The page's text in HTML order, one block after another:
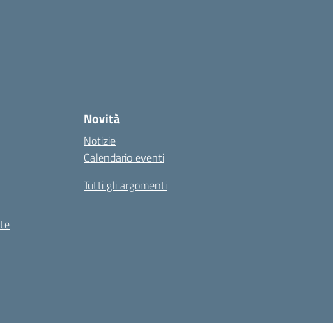
Novità
Notizie
Calendario eventi
Tutti gli argomenti